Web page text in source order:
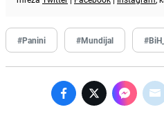
#Panini #Mundijal